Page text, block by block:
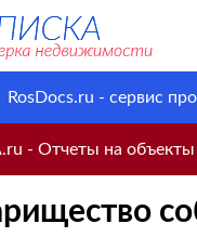
RosDocs.ru - сервис
- Отчеты на